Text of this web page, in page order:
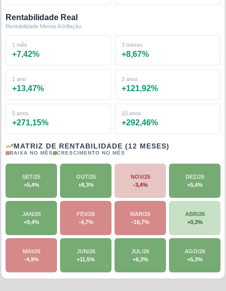
Rentabilidade Real
Rentabilidade Menos A Inflação.
1 mês
+7,42%
3 meses
+8,67%
1 ano
+13,47%
2 anos
+121,92%
5 anos
+271,15%
10 anos
+292,46%
MATRIZ DE RENTABILIDADE (12 MESES)
BAIXA NO MÊS CRESCIMENTO NO MÊS
SET/25
+5,4%
OUT/25
+8,3%
NOV/25
-3,4%
DEZ/25
+5,4%
JAN/26
+9,4%
FEV/26
-4,7%
MAR/26
-16,7%
ABR/26
+0,3%
MAI/26
-4,9%
JUN/26
+11,5%
JUL/26
+6,3%
AGO/26
+5,3%